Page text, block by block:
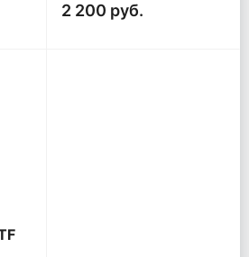
2 200 руб.